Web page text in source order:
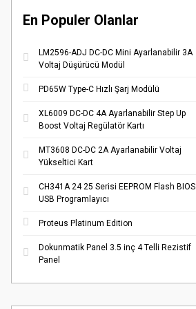
En Populer Olanlar
LM2596-ADJ DC-DC Mini Ayarlanabilir 3A
Voltaj Düşürücü Modül
PD65W Type-C Hızlı Şarj Modülü
XL6009 DC-DC 4A Ayarlanabilir Step Up
Boost Voltaj Regülatör Kartı
MT3608 DC-DC 2A Ayarlanabilir Voltaj
Yükseltici Kart
CH341A 24 25 Serisi EEPROM Flash BIOS
USB Programlayıcı
Proteus Platinum Edition
Dokunmatik Panel 3.5 inç 4 Telli Rezistif
Panel